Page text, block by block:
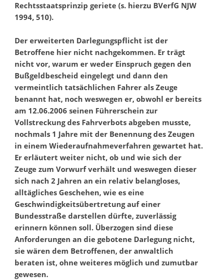
Rechtsstaatsprinzip geriete (s. hierzu BVerfG NJW
1994, 510).
Der erweiterten Darlegungspflicht ist der
Betroffene hier nicht nachgekommen. Er trägt
nicht vor, warum er weder Einspruch gegen den
Bußgeldbescheid eingelegt und dann den
vermeintlich tatsächlichen Fahrer als Zeuge
benannt hat, noch weswegen er, obwohl er bereits
am 12.06.2006 seinen Führerschein zur
Vollstreckung des Fahrverbots abgeben musste,
nochmals 1 Jahre mit der Benennung des Zeugen
in einem Wiederaufnahmeverfahren gewartet hat.
Er erläutert weiter nicht, ob und wie sich der
Zeuge zum Vorwurf verhält und weswegen dieser
sich nach 2 Jahren an ein relativ belangloses,
alltägliches Geschehen, wie es eine
Geschwindigkeitsübertretung auf einer
Bundesstraße darstellen dürfte, zuverlässig
erinnern können soll. Überzogen sind diese
Anforderungen an die gebotene Darlegung nicht,
sie wären dem Betroffenen, der anwaltlich
beraten ist, ohne weiteres möglich und zumutbar
gewesen.